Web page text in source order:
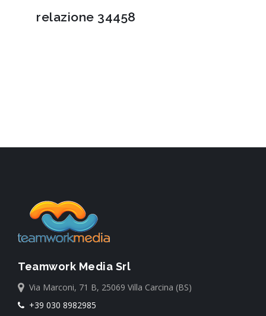
relazione 34458
Teamwork Media Srl
Via Marconi, 71 B, 25069 Villa Carcina (BS)
+39 030 8982985